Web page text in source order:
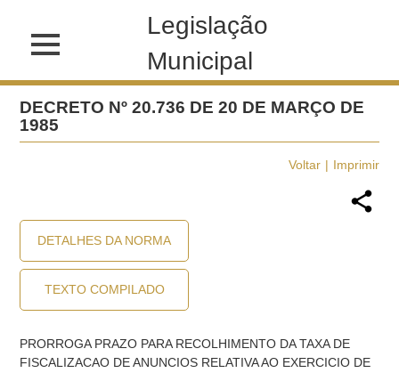
Legislação
Municipal
DECRETO Nº 20.736 DE 20 DE MARÇO DE
1985
Voltar Imprimir
DETALHES DA NORMA
TEXTO COMPILADO
PRORROGA PRAZO PARA RECOLHIMENTO DA TAXA DE
FISCALIZACAO DE ANUNCIOS RELATIVA AO EXERCICIO DE